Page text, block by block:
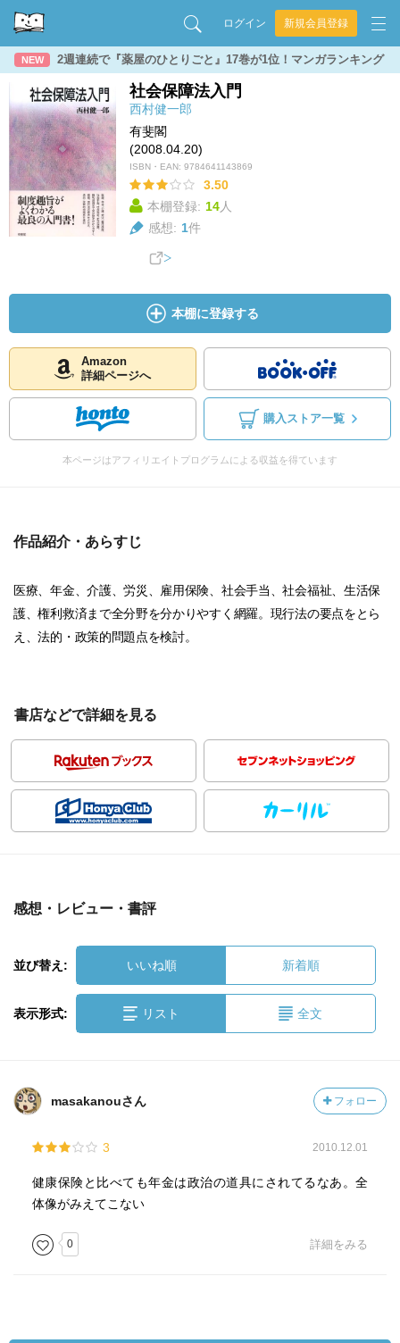
ログイン 新規会員登録
NEW 2週連続で『薬屋のひとりごと』17巻が1位！マンガランキング
社会保障法入門
西村健一郎
有斐閣
(2008.04.20)
ISBN・EAN: 9784641143869
3.50
本棚登録: 14人
感想: 1件
本棚に登録する
Amazon
詳細ページへ
購入ストア一覧
本ページはアフィリエイトプログラムによる収益を得ています
作品紹介・あらすじ
医療、年金、介護、労災、雇用保険、社会手当、社会福祉、生活保
護、権利救済まで全分野を分かりやすく網羅。現行法の要点をとら
え、法的・政策的問題点を検討。
書店などで詳細を見る
感想・レビュー・書評
並び替え: いいね順 新着順
表示形式: リスト 全文
masakanouさん フォロー
3 2010.12.01
健康保険と比べても年金は政治の道具にされてるなあ。全
体像がみえてこない
0 詳細をみる